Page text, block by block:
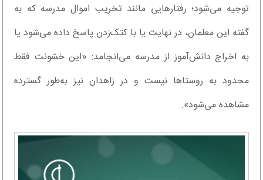
توجیه می‌شود؛ رفتار‌هایی مانند تخریب اموال مدرسه که به
گفته این معلمان، در نهایت یا با کتک‌زدن پاسخ داده می‌شود یا
به اخراج دانش‌آموز از مدرسه می‌انجامد: «این خشونت فقط
محدود به روستا‌ها نیست و در زاهدان نیز به‌طور گسترده
مشاهده می‌شود».